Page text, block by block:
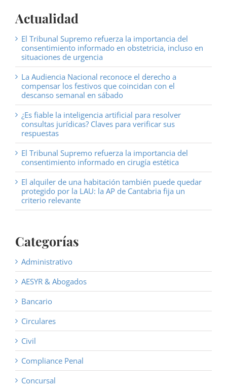
Actualidad
El Tribunal Supremo refuerza la importancia del
consentimiento informado en obstetricia, incluso en
situaciones de urgencia
La Audiencia Nacional reconoce el derecho a
compensar los festivos que coincidan con el
descanso semanal en sábado
¿Es fiable la inteligencia artificial para resolver
consultas jurídicas? Claves para verificar sus
respuestas
El Tribunal Supremo refuerza la importancia del
consentimiento informado en cirugía estética
El alquiler de una habitación también puede quedar
protegido por la LAU: la AP de Cantabria fija un
criterio relevante
Categorías
Administrativo
AESYR & Abogados
Bancario
Circulares
Civil
Compliance Penal
Concursal